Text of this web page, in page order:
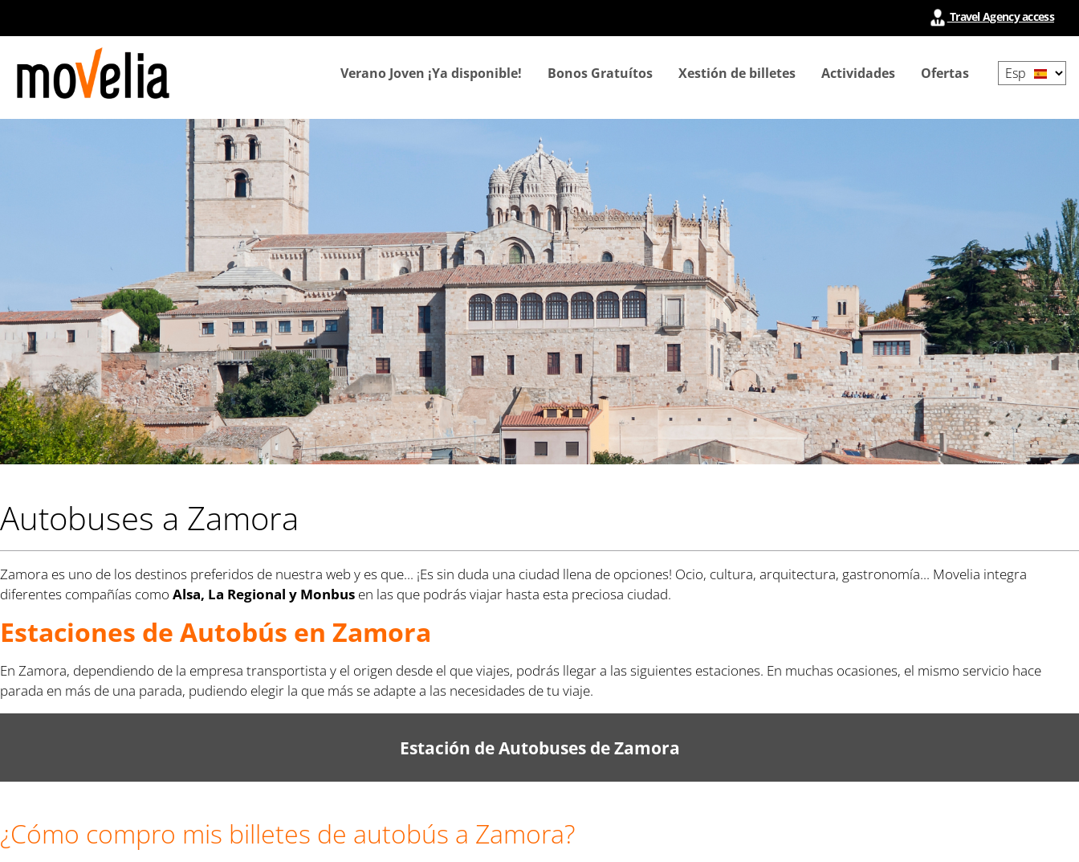
principal
Travel Agency access
Verano Joven ¡Ya disponible! Bonos Gratuítos Xestión de billetes Actividades Ofertas
your
Autobuses a Zamora
Zamora es uno de los destinos preferidos de nuestra web y es que... ¡Es sin duda una ciudad llena de opciones! Ocio, cultura, arquitectura, gastronomía... Movelia integra
diferentes compañías como Alsa, La Regional y Monbus en las que podrás viajar hasta esta preciosa ciudad.
Estaciones de Autobús en Zamora
En Zamora, dependiendo de la empresa transportista y el origen desde el que viajes, podrás llegar a las siguientes estaciones. En muchas ocasiones, el mismo servicio hace
parada en más de una parada, pudiendo elegir la que más se adapte a las necesidades de tu viaje.
Estación de Autobuses de Zamora
¿Cómo compro mis billetes de autobús a Zamora?